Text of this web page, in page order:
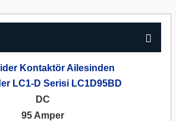
Kontaktör Ailesinden
LC1-D Serisi LC1D95BD
DC
95 Amper